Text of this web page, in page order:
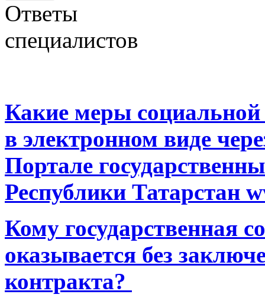
Ответы
специалистов
Какие меры
в электронном виде
Портале
Республики Татарстан
Кому государственная
оказывается без
контракта?